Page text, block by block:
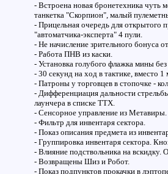
- Встроена новая бронетехника чуть
танкетка "Скорпион", малый
- Прицельная очередь для открытого
"автоматчика-эксперта" 4 пули.
- Не начисление зрительного
- Работа ПНВ из каски.
- Установка голубого флажка мины
- 30 секунд на ход в тактике, вместо
- Патроны у торговцев в стопочке -
- Дифференциация дальности
лаунчера в списке ТТХ.
- Сенсорное управление из Метавиры.
- Фильтр для инвентаря сектора.
- Показ описания предмета из
- Группировка инвентаря сектора.
- Влияние подствольника на вскидку.
- Возвращены Шиз и Робот.
- Показ подпунктов прокачки в